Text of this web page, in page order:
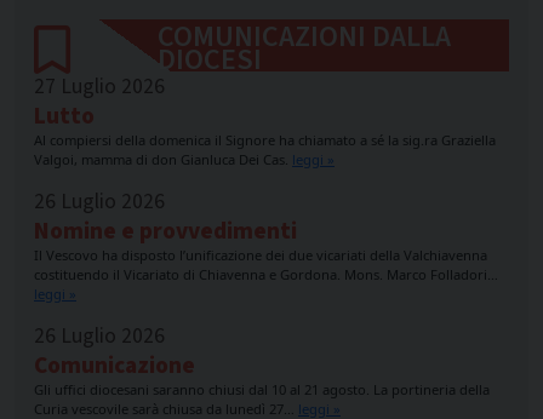
COMUNICAZIONI DALLA
DIOCESI
27 Luglio 2026
Lutto
Al compiersi della domenica il Signore ha chiamato a sé la sig.ra Graziella
Valgoi, mamma di don Gianluca Dei Cas. leggi »
26 Luglio 2026
Nomine e provvedimenti
Il Vescovo ha disposto l’unificazione dei due vicariati della Valchiavenna
costituendo il Vicariato di Chiavenna e Gordona. Mons. Marco Folladori…
leggi »
26 Luglio 2026
Comunicazione
Gli uffici diocesani saranno chiusi dal 10 al 21 agosto. La portineria della
Curia vescovile sarà chiusa da lunedì 27… leggi »